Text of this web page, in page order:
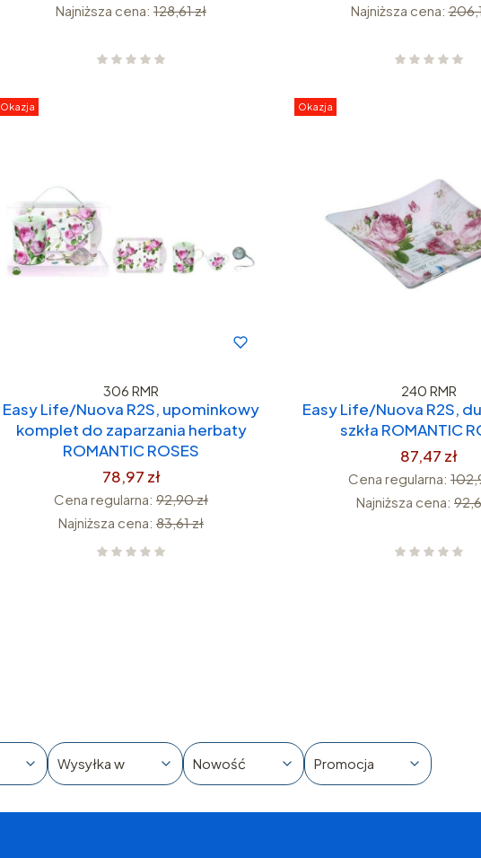
Najniższa cena: 128,61 zł
Najniższa cena:
Okazja
306 RMR
Easy Life/Nuova R2S, upominkowy
komplet do zaparzania herbaty
ROMANTIC ROSES
78,97 zł
Cena regularna: 92,90 zł
Najniższa cena: 83,61 zł
Okazja
240 RMR
Easy Life/Nuova R2S,
szkła ROMANTIC
87,47 zł
Cena regularna:
Najniższa cena:
Wysyłka w Nowość Promocja